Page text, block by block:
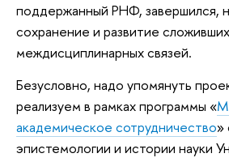
поддержанный РНФ, завершился,
сохранение и развитие
междисциплинарных связей.
Безусловно, надо упомянуть
реализуем в рамках программы «
академическое сотрудничество»
эпистемологии и истории науки